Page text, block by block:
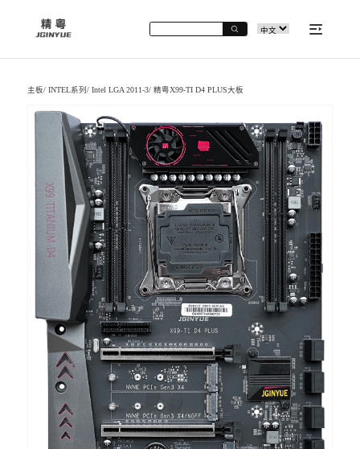
主板/INTEL系列/Intel LGA 2011-3/精粤X99-TI D4 PLUS大板